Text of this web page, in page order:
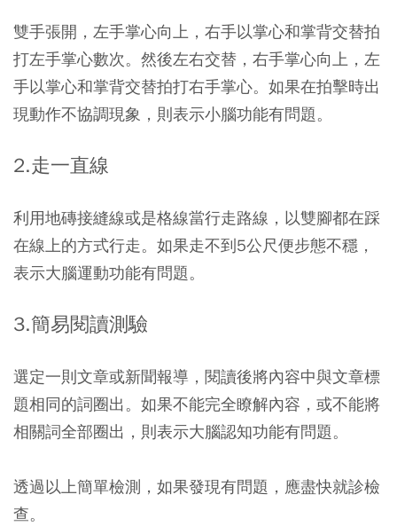
雙手張開，左手掌心向上，右手以掌心和掌背交替拍
打左手掌心數次。然後左右交替，右手掌心向上，左
手以掌心和掌背交替拍打右手掌心。如果在拍擊時出
現動作不協調現象，則表示小腦功能有問題。
2.走一直線
利用地磚接縫線或是格線當行走路線，以雙腳都在踩
在線上的方式行走。如果走不到5公尺便步態不穩，
表示大腦運動功能有問題。
3.簡易閱讀測驗
選定一則文章或新聞報導，閱讀後將內容中與文章標
題相同的詞圈出。如果不能完全瞭解內容，或不能將
相關詞全部圈出，則表示大腦認知功能有問題。
透過以上簡單檢測，如果發現有問題，應盡快就診檢
查。